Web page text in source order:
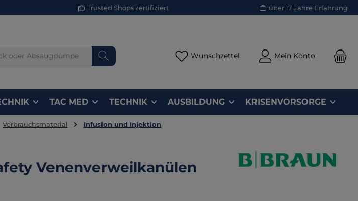
Trusted Shops zertifiziert über 17 Jahre Erfahrung
Wunschzettel Du hast 0 Produkte auf dem
Mein Konto
TAC MED TECHNIK AUSBILDUNG KRISENVORSORGE
Verbrauchsmaterial Infusion und Injektion
Venenverweilkanülen